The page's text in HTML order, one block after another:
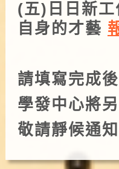
(五)日日新工
自身的才藝
請填寫完成
學發中心將
敬請靜候通